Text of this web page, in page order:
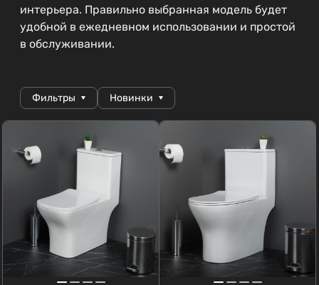
интерьера. Правильно выбранная модель будет
удобной в ежедневном использовании и простой
в обслуживании.
Фильтры Новинки